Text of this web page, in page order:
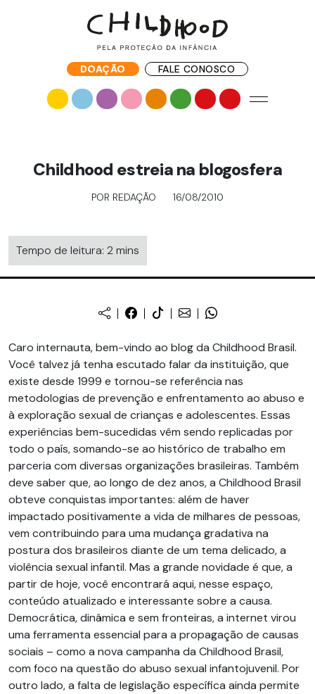
DOAÇÃO FALE CONOSCO
Childhood estreia na blogosfera
POR REDAÇÃO 16/08/2010
Tempo de leitura: 2 mins
Caro internauta, bem-vindo ao blog da Childhood Brasil.
Você talvez já tenha escutado falar da instituição, que
existe desde 1999 e tornou-se referência nas
metodologias de prevenção e enfrentamento ao abuso e
à exploração sexual de crianças e adolescentes. Essas
experiências bem-sucedidas vêm sendo replicadas por
todo o país, somando-se ao histórico de trabalho em
parceria com diversas organizações brasileiras. Também
deve saber que, ao longo de dez anos, a Childhood Brasil
obteve conquistas importantes: além de haver
impactado positivamente a vida de milhares de pessoas,
vem contribuindo para uma mudança gradativa na
postura dos brasileiros diante de um tema delicado, a
violência sexual infantil. Mas a grande novidade é que, a
partir de hoje, você encontrará aqui, nesse espaço,
conteúdo atualizado e interessante sobre a causa.
Democrática, dinâmica e sem fronteiras, a internet virou
uma ferramenta essencial para a propagação de causas
sociais – como a nova campanha da Childhood Brasil,
com foco na questão do abuso sexual infantojuvenil. Por
outro lado, a falta de legislação específica ainda permite